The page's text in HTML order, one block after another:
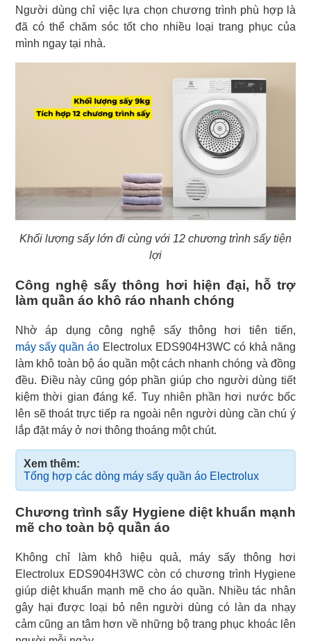
Người dùng chỉ việc lựa chọn chương trình phù hợp là
đã có thể chăm sóc tốt cho nhiều loại trang phục của
mình ngay tại nhà.
Khối lượng sấy lớn đi cùng với 12 chương trình sấy tiện
lợi
Công nghệ sấy thông hơi hiện đại, hỗ trợ
làm quần áo khô ráo nhanh chóng
máy sấy quần áo Electrolux EDS904H3WC có khả năng
làm khô toàn bộ áo quần một cách nhanh chóng và đồng
đều. Điều này cũng góp phần giúp cho người dùng tiết
kiệm thời gian đáng kể. Tuy nhiên phần hơi nước bốc
lên sẽ thoát trực tiếp ra ngoài nên người dùng cần chú ý
lắp đặt máy ở nơi thông thoáng một chút.
Xem thêm:
Tổng hợp các dòng máy sấy quần áo Electrolux
Chương trình sấy Hygiene diệt khuẩn mạnh
mẽ cho toàn bộ quần áo
Không chỉ làm khô hiệu quả, máy sấy thông hơi
Electrolux EDS904H3WC còn có chương trình Hygiene
giúp diệt khuẩn mạnh mẽ cho áo quần. Nhiều tác nhân
gây hại được loại bỏ nên người dùng có làn da nhạy
cảm cũng an tâm hơn về những bộ trang phục khoác lên